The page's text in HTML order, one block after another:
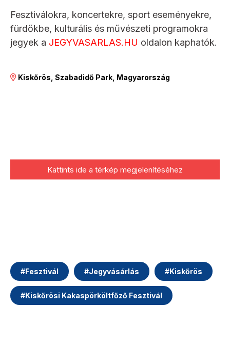
Fesztiválokra, koncertekre, sport eseményekre,
fürdőkbe, kulturális és művészeti programokra
jegyek a JEGYVASARLAS.HU oldalon kaphatók.
Kiskőrös, Szabadidő Park, Magyarország
Kattints ide a térkép megjelenítéséhez
#Fesztivál #Jegyvásárlás #Kiskőrös
#Kiskőrösi Kakaspörköltfőző Fesztivál